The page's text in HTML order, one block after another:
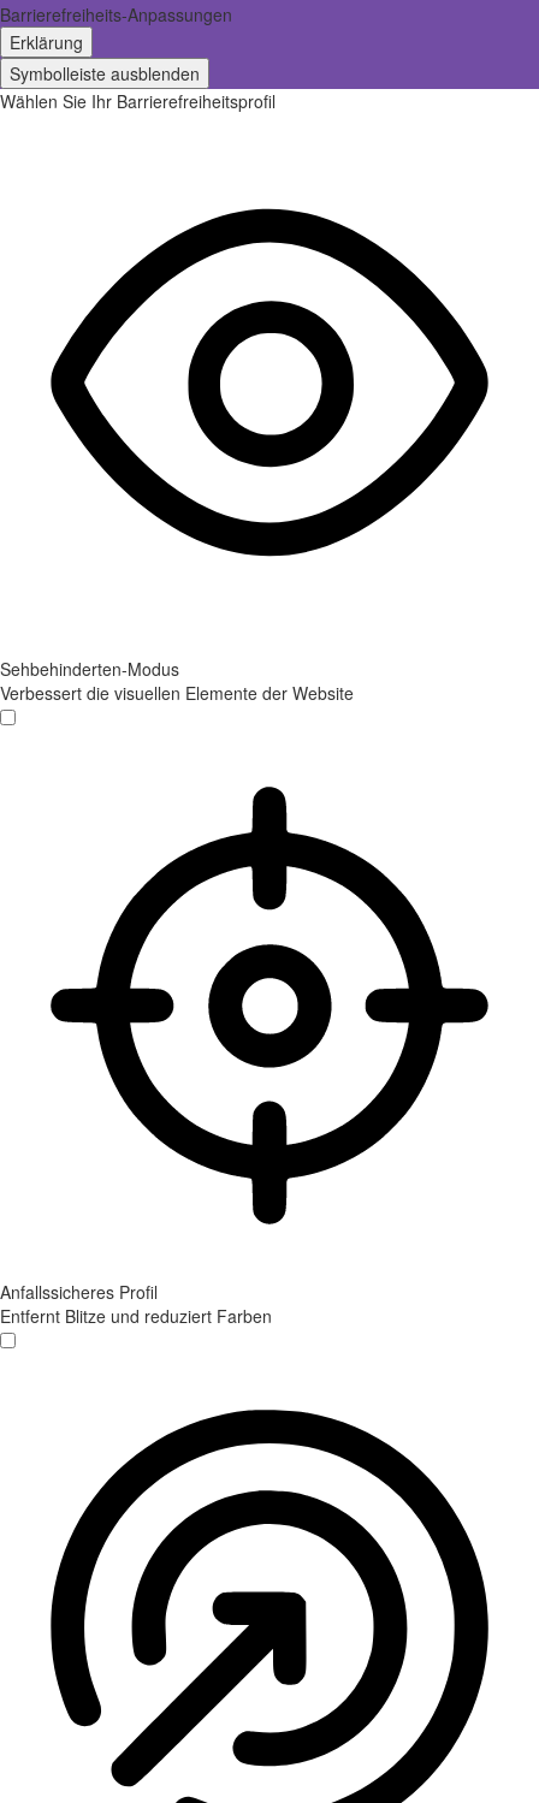
Barrierefreiheits-Anpassungen
Erklärung
Symbolleiste ausblenden
Wählen Sie Ihr Barrierefreiheitsprofil
Sehbehinderten-Modus
Verbessert die visuellen Elemente der Website
Anfallssicheres Profil
Entfernt Blitze und reduziert Farben